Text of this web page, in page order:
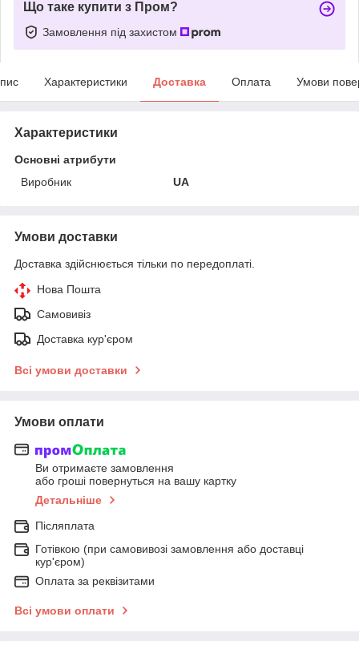
Що таке купити з Пром?
Замовлення під захистом
Характеристики Доставка Оплата Умови
Характеристики
Основні атрибути
Виробник
UA
Умови доставки
Доставка здійснюється тільки по передоплаті.
Нова Пошта
Самовивіз
Доставка кур'єром
Всі умови доставки
Умови оплати
Ви отримаєте замовлення
або гроші повернуться на вашу картку
Детальніше
Післяплата
Готівкою (при самовивозі замовлення або доставці
кур'єром)
Оплата за реквізитами
Всі умови оплати